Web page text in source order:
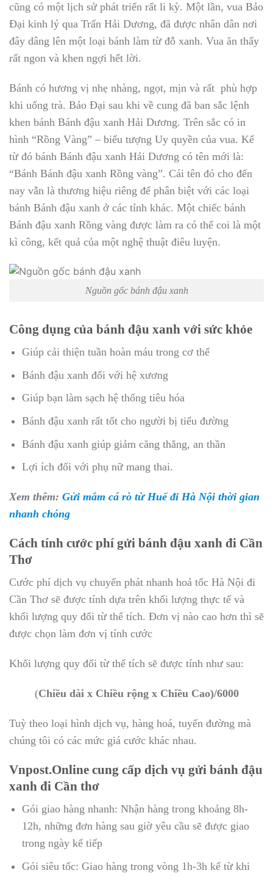
cũng có một lịch sử phát triển rất li kỳ. Một lần, vua Bảo
Đại kinh lý qua Trấn Hải Dương, đã được nhân dân nơi
đây dâng lên một loại bánh làm từ đỗ xanh. Vua ăn thấy
rất ngon và khen ngợi hết lời.
Bánh có hương vị nhẹ nhàng, ngọt, mịn và rất phù hợp
khi uống trà. Bảo Đại sau khi về cung đã ban sắc lệnh
khen bánh Bánh đậu xanh Hải Dương. Trên sắc có in
hình “Rồng Vàng” – biểu tượng Uy quyền của vua. Kể
từ đó bánh Bánh đậu xanh Hải Dương có tên mới là:
“Bánh Bánh đậu xanh Rồng vàng”. Cái tên đó cho đến
nay vẫn là thương hiệu riêng để phân biệt với các loại
bánh Bánh đậu xanh ở các tỉnh khác. Một chiếc bánh
Bánh đậu xanh Rồng vàng được làm ra có thể coi là một
kì công, kết quả của một nghệ thuật điêu luyện.
Nguồn gốc bánh đậu xanh
Công dụng của bánh đậu xanh với sức khỏe
Giúp cải thiện tuần hoàn máu trong cơ thể
Bánh đậu xanh đối với hệ xương
Giúp bạn làm sạch hệ thống tiêu hóa
Bánh đậu xanh rất tốt cho người bị tiểu đường
Bánh đậu xanh giúp giảm căng thẳng, an thần
Lợi ích đối với phụ nữ mang thai.
Xem thêm: Gửi mắm cá rò từ Huế đi Hà Nội thời gian
nhanh chóng
Cách tính cước phí gửi bánh đậu xanh đi Cần
Thơ
Cước phí dịch vụ chuyển phát nhanh hoả tốc Hà Nội đi
Cần Thơ sẽ được tính dựa trên khối lượng thực tế và
khối lượng quy đổi từ thể tích. Đơn vị nào cao hơn thì sẽ
được chọn làm đơn vị tính cước
Khối lượng quy đổi từ thể tích sẽ được tính như sau:
(Chiều dài x Chiều rộng x Chiều Cao)/6000
Tuỳ theo loại hình dịch vụ, hàng hoá, tuyến đường mà
chúng tôi có các mức giá cước khác nhau.
Vnpost.Online cung cấp dịch vụ gửi bánh đậu
xanh đi Cần thơ
Gói giao hàng nhanh: Nhận hàng trong khoảng 8h-
12h, những đơn hàng sau giờ yêu cầu sẽ được giao
trong ngày kế tiếp
Gói siêu tốc: Giao hàng trong vòng 1h-3h kể từ khi